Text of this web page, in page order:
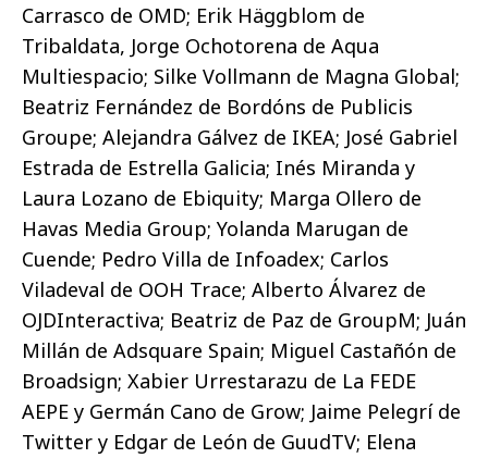
Carrasco de OMD; Erik Häggblom de
Tribaldata, Jorge Ochotorena de Aqua
Multiespacio; Silke Vollmann de Magna Global;
Beatriz Fernández de Bordóns de Publicis
Groupe; Alejandra Gálvez de IKEA; José Gabriel
Estrada de Estrella Galicia; Inés Miranda y
Laura Lozano de Ebiquity; Marga Ollero de
Havas Media Group; Yolanda Marugan de
Cuende; Pedro Villa de Infoadex; Carlos
Viladeval de OOH Trace; Alberto Álvarez de
OJDInteractiva; Beatriz de Paz de GroupM; Juán
Millán de Adsquare Spain; Miguel Castañón de
Broadsign; Xabier Urrestarazu de La FEDE
AEPE y Germán Cano de Grow; Jaime Pelegrí de
Twitter y Edgar de León de GuudTV; Elena